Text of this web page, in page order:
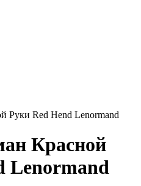
Руки Red Hend Lenormand
Красной
Lenormand